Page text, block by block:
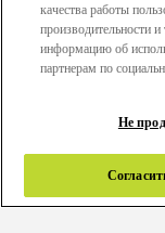
качества работы
производительности
информацию об
партнерам по
Не